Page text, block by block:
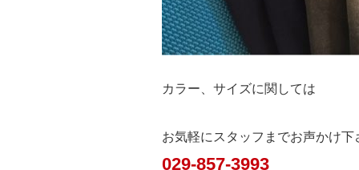
カラー、サイズに関しては
お気軽にスタッフまでお声かけ下
029-857-3993